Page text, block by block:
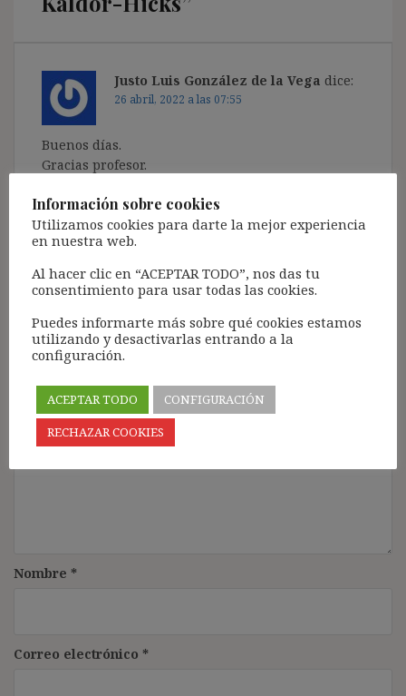
Justo Luis González de la Vega dice:
26 abril, 2022 a las 07:55
Buenos días.
Gracias profesor.
Deja una respuesta
Tu dirección de correo electrónico no será publicada. Los
campos obligatorios están marcados con*
Nombre *
Correo electrónico *
Información sobre cookies
Utilizamos cookies para darte la mejor experiencia
en nuestra web.
Al hacer clic en “ACEPTAR TODO”, nos das tu
consentimiento para usar todas las cookies.
Puedes informarte más sobre qué cookies estamos
utilizando y desactivarlas entrando a la
configuración.
ACEPTAR TODO
CONFIGURACIÓN
RECHAZAR COOKIES